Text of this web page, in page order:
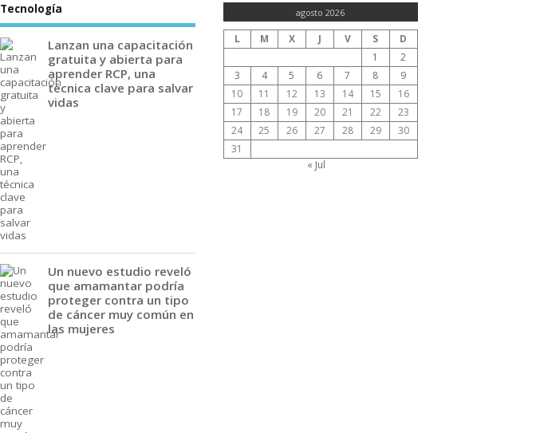
Tecnología
Lanzan una capacitación
gratuita y abierta para
aprender RCP, una
técnica clave para salvar
vidas
Un nuevo estudio reveló
que amamantar podría
proteger contra un tipo
de cáncer muy común en
las mujeres
agosto 2026
L M X J V S
D
1
2
3
4 5 6 7 8
9
10
11 12 13 14 15
16
17
18 19 20 21 22
23
24
25 26 27 28 29
30
31
« Jul